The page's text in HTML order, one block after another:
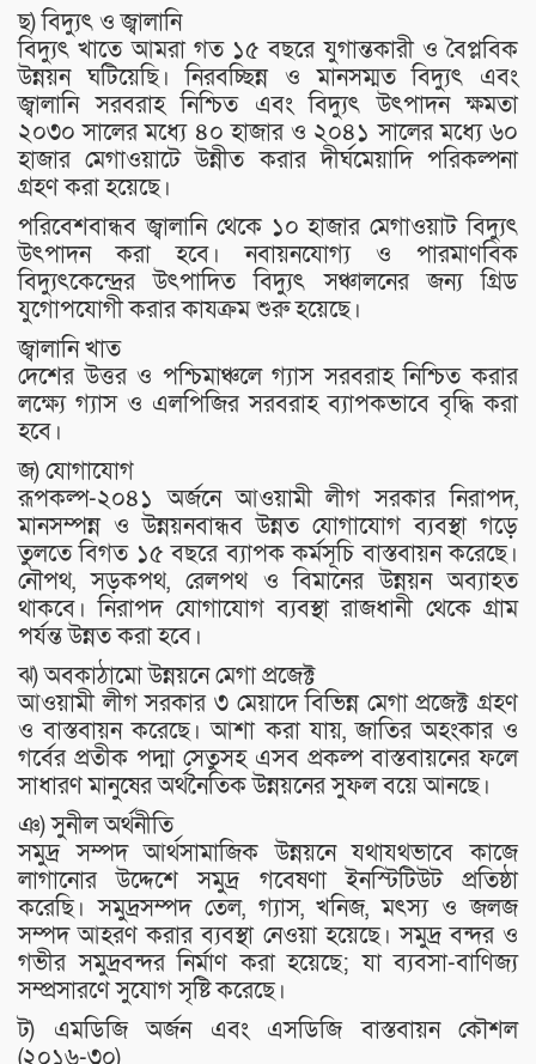
ছ) বিদ্যুৎ ও জ্বালানি
বিদ্যুৎ খাতে আমরা গত ১৫ বছরে যুগান্তকারী ও বৈপ্লবিক
উন্নয়ন ঘটিয়েছি। নিরবচ্ছিন্ন ও মানসম্মত বিদ্যুৎ এবং
জ্বালানি সরবরাহ নিশ্চিত এবং বিদ্যুৎ উৎপাদন ক্ষমতা
২০৩০ সালের মধ্যে ৪০ হাজার ও ২০৪১ সালের মধ্যে ৬০
হাজার মেগাওয়াটে উন্নীত করার দীর্ঘমেয়াদি পরিকল্পনা
গ্রহণ করা হয়েছে।
পরিবেশবান্ধব জ্বালানি থেকে ১০ হাজার মেগাওয়াট বিদ্যুৎ
উৎপাদন করা হবে। নবায়নযোগ্য ও পারমাণবিক
বিদ্যুৎকেন্দ্রের উৎপাদিত বিদ্যুৎ সঞ্চালনের জন্য গ্রিড
যুগোপযোগী করার কাযক্রম শুরু হয়েছে।
জ্বালানি খাত
দেশের উত্তর ও পশ্চিমাঞ্চলে গ্যাস সরবরাহ নিশ্চিত করার
লক্ষ্যে গ্যাস ও এলপিজির সরবরাহ ব্যাপকভাবে বৃদ্ধি করা
হবে।
জ) যোগাযোগ
রূপকল্প-২০৪১ অর্জনে আওয়ামী লীগ সরকার নিরাপদ,
মানসম্পন্ন ও উন্নয়নবান্ধব উন্নত যোগাযোগ ব্যবস্থা গড়ে
তুলতে বিগত ১৫ বছরে ব্যাপক কর্মসূচি বাস্তবায়ন করেছে।
নৌপথ, সড়কপথ, রেলপথ ও বিমানের উন্নয়ন অব্যাহত
থাকবে। নিরাপদ যোগাযোগ ব্যবস্থা রাজধানী থেকে গ্রাম
পর্যন্ত উন্নত করা হবে।
ঝ) অবকাঠামো উন্নয়নে মেগা প্রজেক্ট
আওয়ামী লীগ সরকার ৩ মেয়াদে বিভিন্ন মেগা প্রজেক্ট গ্রহণ
ও বাস্তবায়ন করেছে। আশা করা যায়, জাতির অহংকার ও
গর্বের প্রতীক পদ্মা সেতুসহ এসব প্রকল্প বাস্তবায়নের ফলে
সাধারণ মানুষের অর্থনৈতিক উন্নয়নের সুফল বয়ে আনছে।
ঞ) সুনীল অর্থনীতি
সমুদ্র সম্পদ আর্থসামাজিক উন্নয়নে যথাযথভাবে কাজে
লাগানোর উদ্দেশে সমুদ্র গবেষণা ইনস্টিটিউট প্রতিষ্ঠা
করেছি। সমুদ্রসম্পদ তেল, গ্যাস, খনিজ, মৎস্য ও জলজ
সম্পদ আহরণ করার ব্যবস্থা নেওয়া হয়েছে। সমুদ্র বন্দর ও
গভীর সমুদ্রবন্দর নির্মাণ করা হয়েছে; যা ব্যবসা-বাণিজ্য
সম্প্রসারণে সুযোগ সৃষ্টি করেছে।
ট) এমডিজি অর্জন এবং এসডিজি বাস্তবায়ন কৌশল